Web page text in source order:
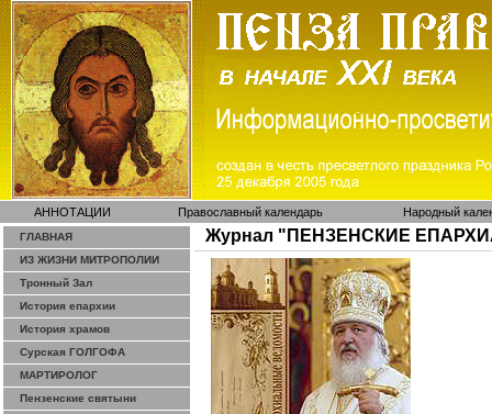
АННОТАЦИИ Православный календарь Народный
ГЛАВНАЯ
ИЗ ЖИЗНИ МИТРОПОЛИИ
Тронный Зал
История епархии
История храмов
Сурская ГОЛГОФА
МАРТИРОЛОГ
Пензенские святыни
Журнал "ПЕНЗЕНСКИЕ